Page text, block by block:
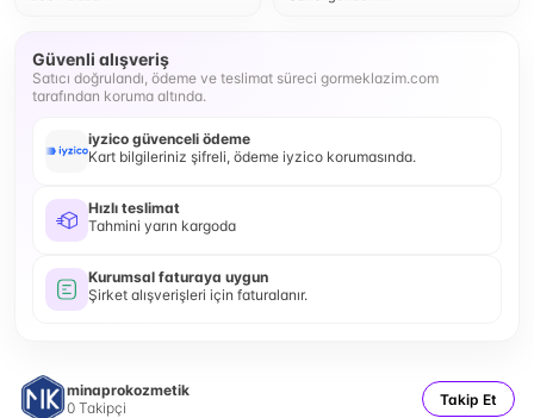
Güvenli alışveriş
Satıcı doğrulandı, ödeme ve teslimat süreci gormeklazim.com
tarafından koruma altında.
iyzico güvenceli ödeme
Kart bilgileriniz şifreli, ödeme iyzico korumasında.
Hızlı teslimat
Tahmini yarın kargoda
Kurumsal faturaya uygun
Şirket alışverişleri için faturalanır.
minaprokozmetik
0 Takipçi Takip Et